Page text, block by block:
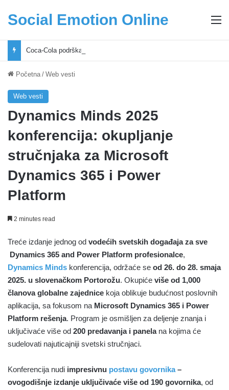
Social Emotion Online
Početna / Web vesti
Web vesti
Dynamics Minds 2025
konferencija: okupljanje
stručnjaka za Microsoft
Dynamics 365 i Power
Platform
2 minutes read
Treće izdanje jednog od vodećih svetskih događaja za sve
Dynamics 365 and Power Platform profesionalce,
Dynamics Minds konferencija, održaće se od 26. do 28. smaja
2025. u slovenačkom Portorožu. Okupiće više od 1,000
članova globalne zajednice koja oblikuje budućnost poslovnih
aplikacija, sa fokusom na Microsoft Dynamics 365 i Power
Platform rešenja. Program je osmišljen za deljenje znanja i
uključivaće više od 200 predavanja i panela na kojima će
sudelovati najuticajniji svetski stručnjaci.
Konferencija nudi impresivnu postavu govornika–
ovogodišnje izdanje uključivaće više od 190 govornika, od